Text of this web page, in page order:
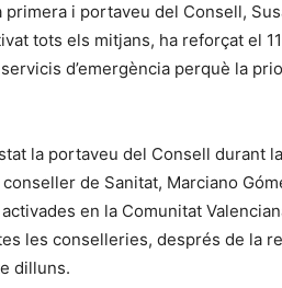
i portaveu del Consell,
tots els mitjans, ha reforçat el
d’emergència perquè la
la portaveu del Consell durant
de Sanitat, Marciano
en la Comunitat
les conselleries, després de la
dilluns.